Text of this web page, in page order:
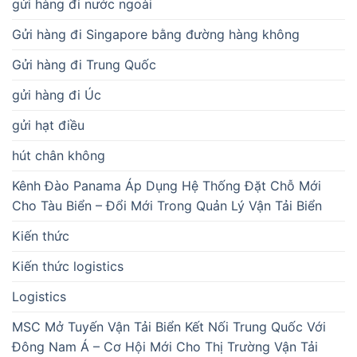
gửi hàng đi nước ngoài
Gửi hàng đi Singapore bằng đường hàng không
Gửi hàng đi Trung Quốc
gửi hàng đi Úc
gửi hạt điều
hút chân không
Kênh Đào Panama Áp Dụng Hệ Thống Đặt Chỗ Mới
Cho Tàu Biển – Đổi Mới Trong Quản Lý Vận Tải Biển
Kiến thức
Kiến thức logistics
Logistics
MSC Mở Tuyến Vận Tải Biển Kết Nối Trung Quốc Với
Đông Nam Á – Cơ Hội Mới Cho Thị Trường Vận Tải